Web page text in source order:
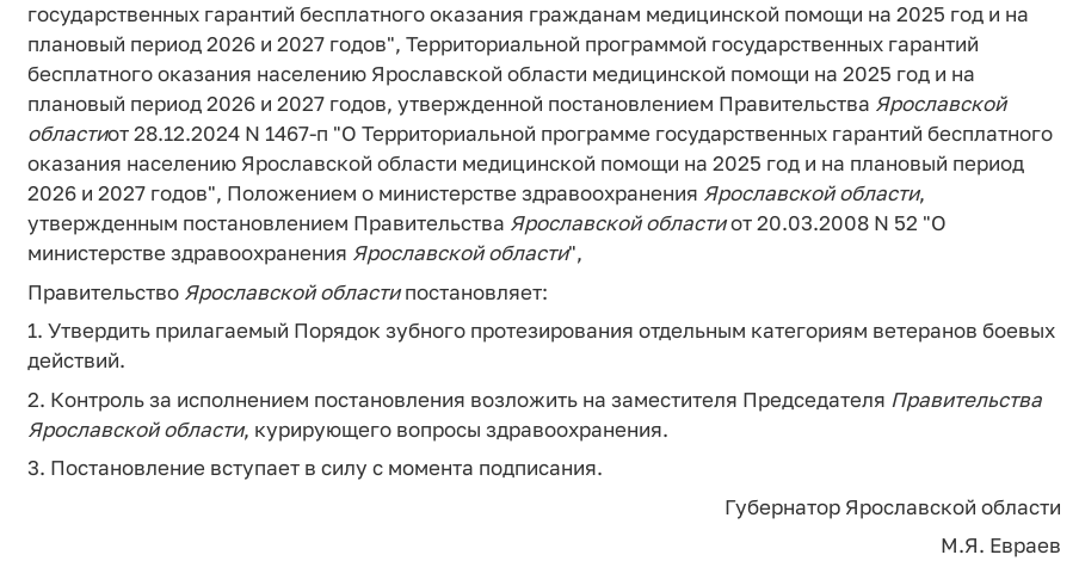
государственных гарантий бесплатного оказания гражданам медицинской помощи на 2025 год и на
плановый период 2026 и 2027 годов", Территориальной программой государственных гарантий
бесплатного оказания населению Ярославской области медицинской помощи на 2025 год и на
плановый период 2026 и 2027 годов, утвержденной постановлением Правительства Ярославской
областиот 28.12.2024 N 1467-п "О Территориальной программе государственных гарантий бесплатного
оказания населению Ярославской области медицинской помощи на 2025 год и на плановый период
2026 и 2027 годов", Положением о министерстве здравоохранения Ярославской области,
утвержденным постановлением Правительства Ярославской областиот 20.03.2008 N 52 "О
министерстве здравоохранения Ярославской области",
Правительство Ярославской областипостановляет:
1. Утвердить прилагаемый Порядок зубного протезирования отдельным категориям ветеранов боевых
действий.
2. Контроль за исполнением постановления возложить на заместителя Председателя Правительства
Ярославской области, курирующего вопросы здравоохранения.
3. Постановление вступает в силу с момента подписания.
Губернатор Ярославской области
М.Я. Евраев